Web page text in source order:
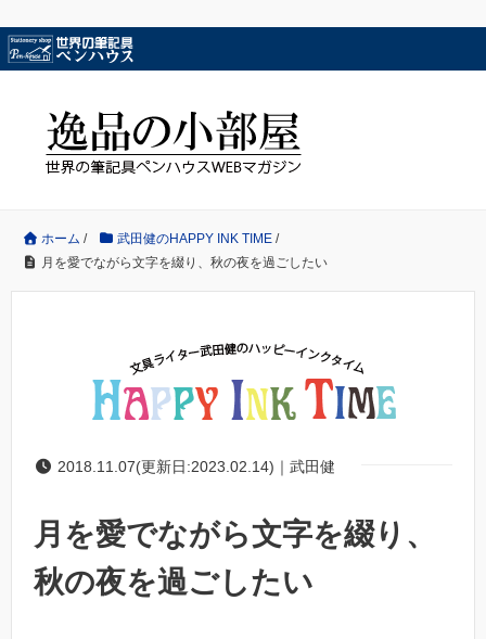
ホーム / 武田健のHAPPY INK TIME /
月を愛でながら文字を綴り、秋の夜を過ごしたい
2018.11.07(更新日:2023.02.14)｜武田健
月を愛でながら文字を綴り、
秋の夜を過ごしたい